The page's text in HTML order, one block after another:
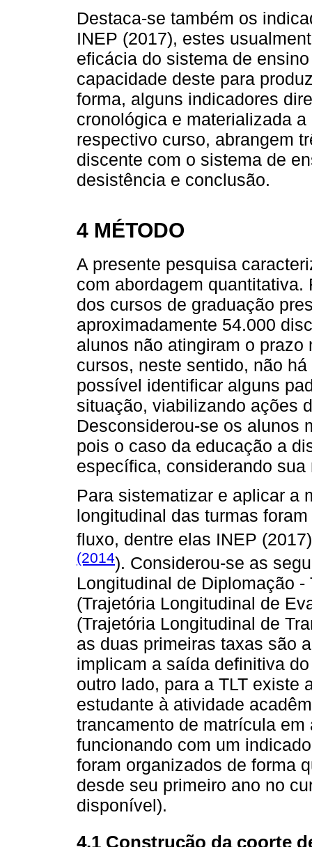
Destaca-se também os
INEP (2017), estes
eficácia do sistema de
capacidade deste para
forma, alguns indicadores
cronológica e materializada
respectivo curso, abrangem
discente com o sistema de
desistência e conclusão.
4 MÉTODO
A presente pesquisa
com abordagem
dos cursos de graduação
aproximadamente 54.000
alunos não atingiram o
cursos, neste sentido, não
possível identificar alguns
situação, viabilizando ações
Desconsiderou-se os alunos
pois o caso da educação a
específica, considerando
Para sistematizar e aplicar a
longitudinal das turmas
fluxo, dentre elas INEP
(2014). Considerou-se as
Longitudinal de Diplomação
(Trajetória Longitudinal de
(Trajetória Longitudinal de
as duas primeiras taxas são
implicam a saída definitiva
outro lado, para a TLT existe
estudante à atividade
trancamento de matrícula
funcionando com um
foram organizados de forma
desde seu primeiro ano no
disponível).
4.1 Construção da coorte